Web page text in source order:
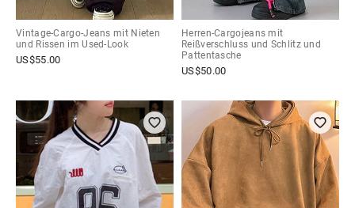
Vintage-Cargo-Jeans mit Nieten
und Rissen im Used-Look
US$55.00
Herren-Cargojeans mit
Reißverschluss und Schlitz und
Pattentasche
US$50.00